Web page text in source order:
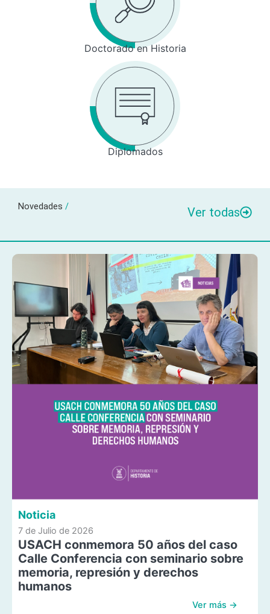
Doctorado en Historia
Diplomados
Novedades / Ver todas
Noticia
7 de Julio de 2026
USACH conmemora 50 años del caso
Calle Conferencia con seminario sobre
memoria, represión y derechos
humanos
Ver más →